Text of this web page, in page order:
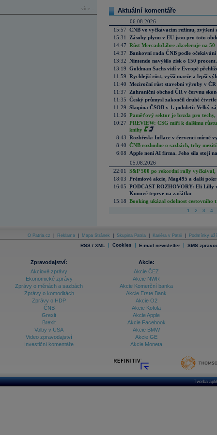
více... Aktuální komentáře
06.08.2026
15:57 ČNB ve vyčkávacím režimu, zvýšení
15:31
Zásoby plynu v EU jsou pro toto
14:47 Růst MercadoLibre akceleruje na
14:37 Bankovní rada ČNB podle
13:32 Nintendo navýšilo zisk o 150
13:19 Goldman Sachs vidí v Evropě
11:59 Rychlejší růst, vyšší marže a lepší
11:40 Meziroční růst stavební výroby v
11:37
Zahraniční obchod ČR v červnu
11:35 Český průmysl zakončil druhé
11:29 Skupina ČSOB v 1. pololetí: Velký
11:26 Paměťový sektor je brzda pro techy,
10:27 PREVIEW: CSG míří k dalšímu
knihy
8:43 Rozbřesk: Inflace v červenci mírně
8:40 ČNB rozhodne o sazbách, trhy
6:08
Apple není AI firma. Jeho síla stojí
05.08.2026
22:01
S&P 500 po rekordní rally vyčkával,
18:03 Prémiové akcie, Mag495 a další
16:05 PODCAST ROZHOVORY: Eli Lilly
Kunové teprve na začátku
15:18 Booking ukázal odolnost cestovního
1 2 3 4
O Patria.cz Reklama Mapa Stránek Skupina Patria Kariéra v Patrii Podmínky
RSS / XML | Cookies | E-mail newsletter | SMS
Zpravodajství:
Akciové zprávy
Ekonomické zprávy
Zprávy o měnách a sazbách
Zprávy o komoditách
Zprávy o HDP
ČNB
Grexit
Brexit
Volby v USA
Video zpravodajství
Investiční komentáře
Akcie:
Akcie ČEZ
Akcie NWR
Akcie Komerční banka
Akcie Erste Bank
Akcie O2
Akcie Kofola
Akcie Apple
Akcie Facebook
Akcie BMW
Akcie GE
Akcie Moneta
Tvorba